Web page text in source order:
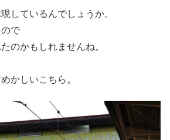
しているんでしょうか。
で
のかもしれませんね。
かしいこちら。